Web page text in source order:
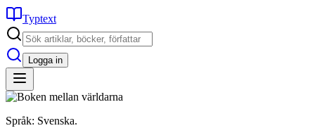
Typtext
Logga in
Språk: Svenska.